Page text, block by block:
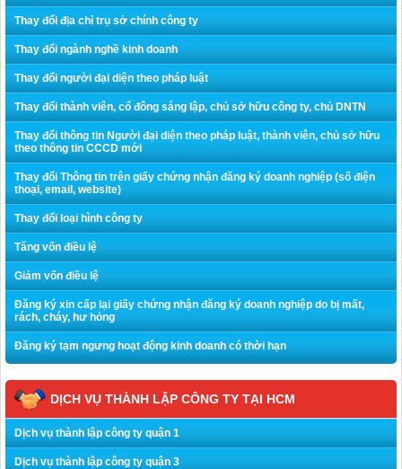
Thay đổi địa chỉ trụ sở chính công ty
Thay đổi ngành nghề kinh doanh
Thay đổi người đại diện theo pháp luật
Thay đổi thành viên, cổ đông sáng lập, chủ sở hữu công ty, chủ DNTN
Thay đổi thông tin Người đại diện theo pháp luật, thành viên, chủ sở hữu
theo thông tin CCCD mới
Thay đổi Thông tin trên giấy chứng nhận đăng ký doanh nghiệp (số điện
thoại, email, website)
Thay đổi loại hình công ty
Tăng vốn điều lệ
Giảm vốn điều lệ
Đăng ký xin cấp lại giấy chứng nhận đăng ký doanh nghiệp do bị mất,
rách, cháy, hư hỏng
Đăng ký tạm ngưng hoạt động kinh doanh có thời hạn
DỊCH VỤ THÀNH LẬP CÔNG TY TẠI HCM
Dịch vụ thành lập công ty quận 1
Dịch vụ thành lập công ty quận 3